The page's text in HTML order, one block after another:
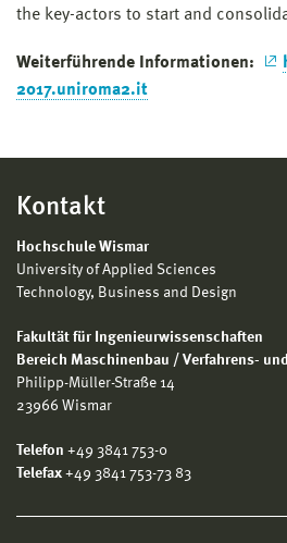
the key-actors to start and
Weiterführende Informationen:
2017.uniroma2.it
Kontakt
Hochschule Wismar
University of Applied Sciences
Technology, Business and Design
Fakultät für Ingenieurwissenschaften
Bereich Maschinenbau / Verfahrens-
Philipp-Müller-Straße 14
23966 Wismar
Telefon +49 3841 753-0
Telefax +49 3841 753-73 83